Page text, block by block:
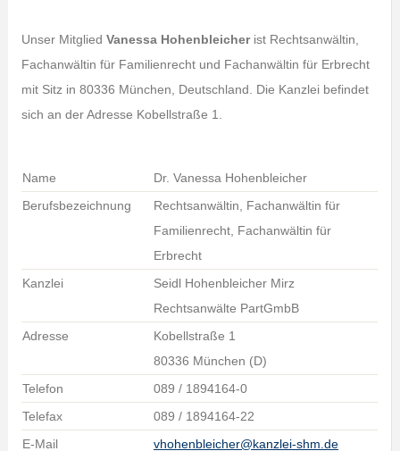
Unser Mitglied Vanessa Hohenbleicherist Rechtsanwältin,
Fachanwältin für Familienrecht und Fachanwältin für Erbrecht
mit Sitz in 80336 München, Deutschland. Die Kanzlei befindet
sich an der Adresse Kobellstraße 1.
Name
Dr. Vanessa Hohenbleicher
Berufsbezeichnung
Rechtsanwältin, Fachanwältin für
Familienrecht, Fachanwältin für
Erbrecht
Kanzlei
Seidl Hohenbleicher Mirz
Rechtsanwälte PartGmbB
Adresse
Kobellstraße 1
80336 München (D)
Telefon
089 / 1894164-0
Telefax
089 / 1894164-22
E-Mail
vhohenbleicher@kanzlei-shm.de